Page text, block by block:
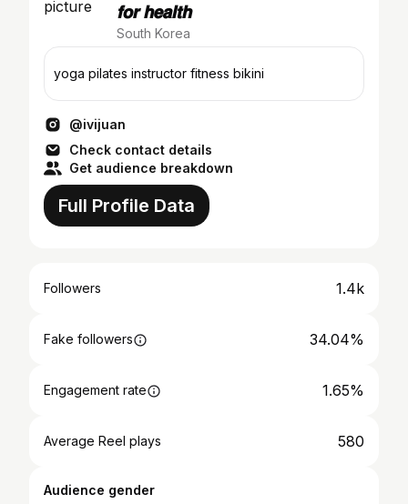
𝙛𝙤𝙧 𝙝𝙚𝙖𝙡𝙩𝙝
South Korea
yoga pilates instructor fitness bikini
@ivijuan
Check contact details
Get audience breakdown
Full Profile Data
Followers 1.4k
Fake followers 34.04%
Engagement rate 1.65%
Average Reel plays 580
Audience gender